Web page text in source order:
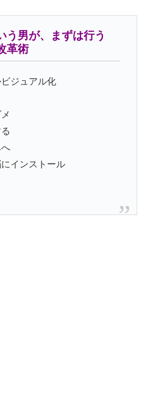
う男が、まずは行う
革術
ジュアル化
インストール